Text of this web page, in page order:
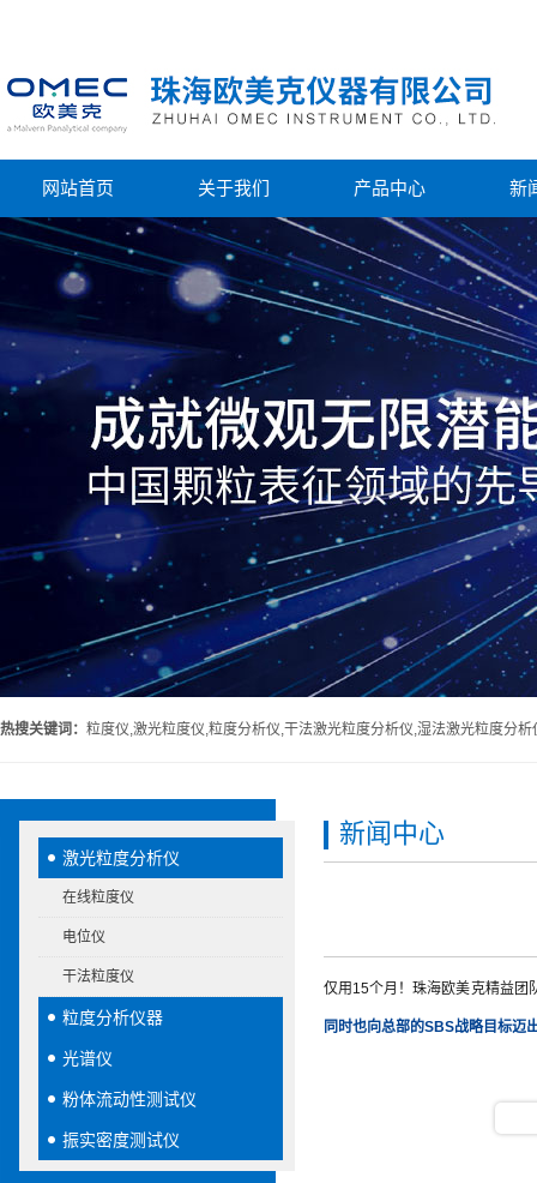
网站首页 关于我们 产品中心 新
热搜关键词： 粒度仪,激光粒度仪,粒度分析仪,干法激光粒度分析仪,湿法激光粒度分析
激光粒度分析仪
在线粒度仪
电位仪
干法粒度仪
粒度分析仪器
光谱仪
粉体流动性测试仪
振实密度测试仪
新闻中心
仅用15个月！珠海欧美克精益团
同时也向总部的SBS战略目标迈